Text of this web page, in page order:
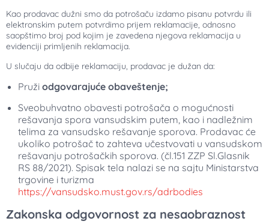
Kao prodavac dužni smo da potrošaču izdamo pisanu potvrdu ili
elektronskim putem potvrdimo prijem reklamacije, odnosno
saopštimo broj pod kojim je zavedena njegova reklamacija u
evidenciji primljenih reklamacija.
U slučaju da odbije reklamaciju, prodavac je dužan da:
Pruži odgovarajuće obaveštenje;
Sveobuhvatno obavesti potrošača o mogućnosti
rešavanja spora vansudskim putem, kao i nadležnim
telima za vansudsko rešavanje sporova. Prodavac će
ukoliko potrošač to zahteva učestvovati u vansudskom
rešavanju potrošačkih sporova. (čl.151 ZZP Sl.Glasnik
RS 88/2021). Spisak tela nalazi se na sajtu Ministarstva
trgovine i turizma
https://vansudsko.must.gov.rs/adrbodies
Zakonska odgovornost za nesaobraznost